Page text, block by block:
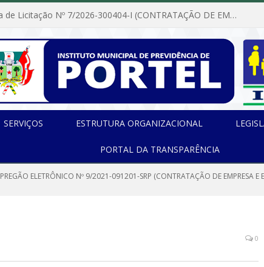
Dispensa de Licitação Nº 7/2026-300404-I (CONTRATAÇÃO DE EMPRESA PARA MANUTENÇÃO E REPARAÇÃO DE APARELHOS DE AR CONDICIONADO, EM ATENDIMENTO ÀS NECESSIDADES DO INSTITUTO DE PREVIDÊNCIA MUNICIPAL DE PORTEL/PA)
SERVIÇOS ESTRUTURA ORGANIZACIONAL
PORTAL DA TRANSPARÊNCIA
PREGÃO ELETRÔNICO Nº 9/2021-091201-SRP (CONTRATAÇÃO DE EMPRESA E
0